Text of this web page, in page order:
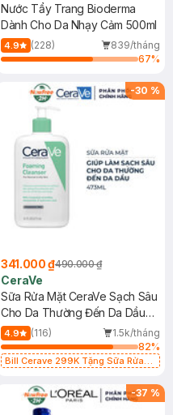
Nước Tẩy Trang Bioderma
Dành Cho Da Nhạy Cảm 500ml
4.9 (228)
839/tháng
67%
-30 %
341.000 ₫490.000 ₫
CeraVe
Sữa Rửa Mặt CeraVe Sạch Sâu
Cho Da Thường Đến Da Dầu
473ml
4.9 (116)
1.5k/tháng
82%
Bill Cerave 299K Tặng Sữa Rửa
-37 %